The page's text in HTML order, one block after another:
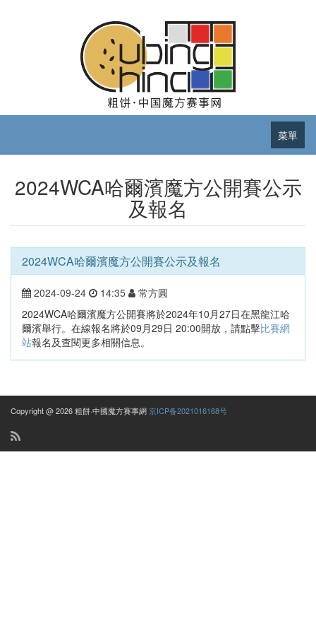
菜單
2024WCA哈爾濱魔方公開賽公示
及報名
2024WCA哈爾濱魔方公開賽公示及報名
2024-09-24 14:35
常方圓
2024WCA哈爾濱魔方公開賽將於2024年10月27日在黑龍江哈
爾濱舉行。在線報名將於09月29日 20:00開放，請點擊比賽網
站報名及查閱更多相關信息。
Copyright @ 2026 粗餅·中國魔方賽事網京ICP备2021016168号